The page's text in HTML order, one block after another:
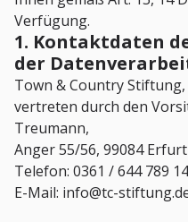
Verfügung.
1. Kontaktdaten
der
Town & Country Stiftung,
vertreten durch den
Treumann,
Anger 55/56, 99084 Erfurt
Telefon: 0361 / 644 789 14
E-Mail: info@tc-